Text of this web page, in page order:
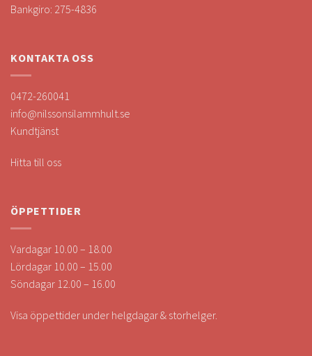
Bankgiro: 275-4836
KONTAKTA OSS
0472-260041
info@nilssonsilammhult.se
Kundtjänst
Hitta till oss
ÖPPETTIDER
Vardagar 10.00 – 18.00
Lördagar 10.00 – 15.00
Söndagar 12.00 – 16.00
Visa öppettider under helgdagar & storhelger.